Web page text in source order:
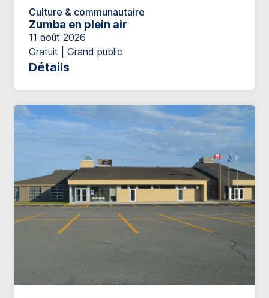
Culture & communautaire
Zumba en plein air
11 août 2026
Gratuit | Grand public
Détails